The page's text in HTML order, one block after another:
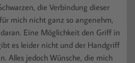
die Verbindung dieser
mich nicht ganz so angenehm,
Eine Möglichkeit den Griff in
es leider nicht und der Handgriff
Alles jedoch Wünsche, die mich